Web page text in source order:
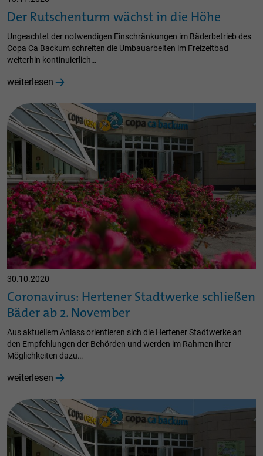
Der Rutschenturm wächst in die Höhe
Ungeachtet der notwendigen Einschränkungen im Bäderbetrieb des
Copa Ca Backum schreiten die Umbauarbeiten im Freizeitbad
weiterhin kontinuierlich…
weiterlesen
30.10.2020
Coronavirus: Hertener Stadtwerke schließen
Bäder ab 2. November
Aus aktuellem Anlass orientieren sich die Hertener Stadtwerke an
den Empfehlungen der Behörden und werden im Rahmen ihrer
Möglichkeiten dazu…
weiterlesen